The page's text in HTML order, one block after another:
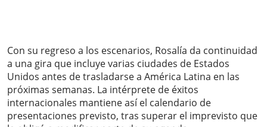
Con su regreso a los escenarios, Rosalía da continuidad
a una gira que incluye varias ciudades de Estados
Unidos antes de trasladarse a América Latina en las
próximas semanas. La intérprete de éxitos
internacionales mantiene así el calendario de
presentaciones previsto, tras superar el imprevisto que